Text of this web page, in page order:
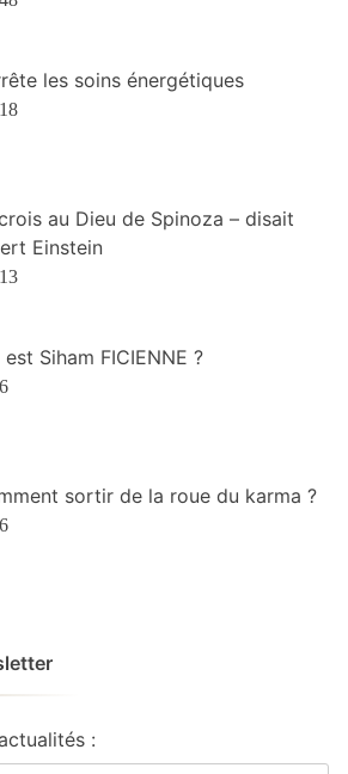
les soins énergétiques
18
au Dieu de Spinoza – disait
Einstein
13
est Siham FICIENNE ?
6
sortir de la roue du karma ?
6
: